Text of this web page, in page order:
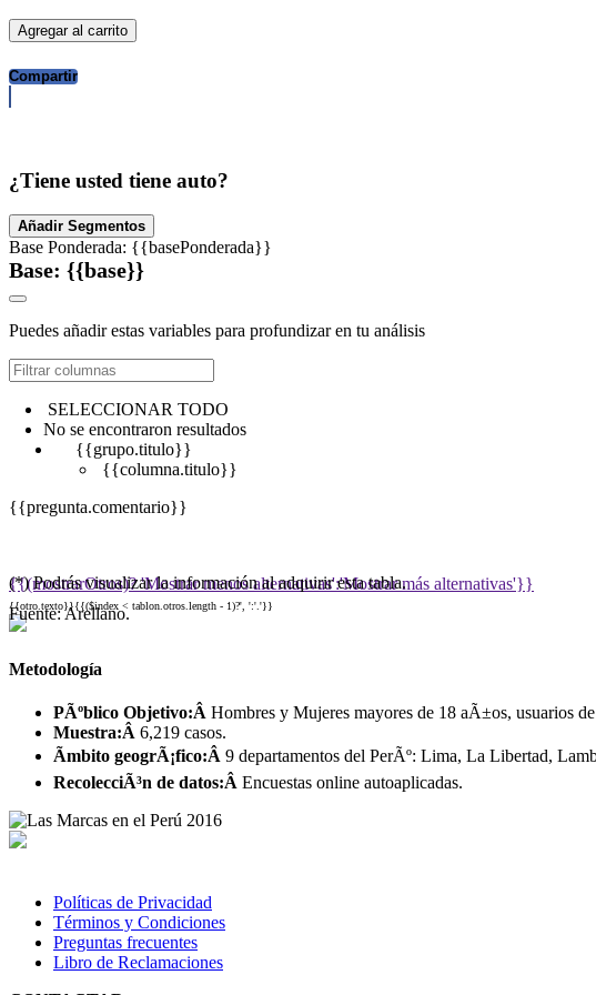
Agregar al carrito
Compartir
¿Tiene usted tiene auto?
Añadir Segmentos
Base Ponderada: {{basePonderada}}
Base: {{base}}
Puedes añadir estas variables para profundizar en tu análisis
SELECCIONAR TODO
No se encontraron resultados
{{grupo.titulo}}
{{columna.titulo}}
{{pregunta.comentario}}
(*) Podrás visualizar la información al adquirir esta tabla.
Fuente: Arellano.
{{(mostrarOtros)? 'Mostrar menos alternativas':'Mostrar más alternativas'}}
{{otro.texto}}{{($index < tablon.otros.length - 1)?', ':'.'}}
Metodología
PÃºblico Objetivo:Â Hombres y Mujeres mayores de 18 aÃ±os, usuarios
Muestra:Â 6,219 casos.
Ãmbito geogrÃ¡fico:Â 9 departamentos del PerÃº: Lima, La Libertad,
RecolecciÃ³n de datos:Â Encuestas online autoaplicadas.
Políticas de Privacidad
Términos y Condiciones
Preguntas frecuentes
Libro de Reclamaciones